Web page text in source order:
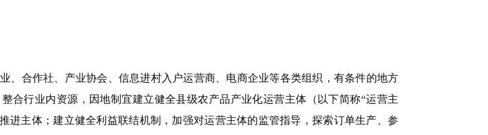
合作社、产业协会、信息进村入户运营商、电商企业等各类组织，有条件的地方
合行业内资源，因地制宜建立健全县级农产品产业化运营主体（以下简称“运营主
进主体；建立健全利益联结机制，加强对运营主体的监管指导，探索订单生产、参